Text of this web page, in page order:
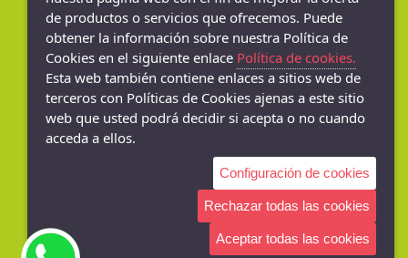
Tienda de Bilbao ibili-ekko - Gregorio de la Revilla Zumarkalea, 11, Abando,
48011 Bilbao, Bizkaia, bilbao - 48011 (Vizcaya)
Mungia - Butroi Kalea, 17, 48100 Mungia, Bizkaia, Mungia - 48100 (Vizcaya)
de productos o servicios que ofrecemos. Puede
obtener la información sobre nuestra Política de
Cookies en el siguiente enlace Política de cookies.
Esta web también contiene enlaces a sitios web de
terceros con Políticas de Cookies ajenas a este sitio
web que usted podrá decidir si acepta o no cuando
acceda a ellos.
Configuración de cookies
Rechazar todas las cookies
Aceptar todas las cookies